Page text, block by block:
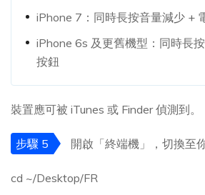
iPhone 7：同時長按音量減少 +
iPhone 6s 及更舊機型：同時長
按鈕
裝置應可被 iTunes 或 Finder 偵測到。
步驟 5 開啟「終端機」，切換至
cd ~/Desktop/FR